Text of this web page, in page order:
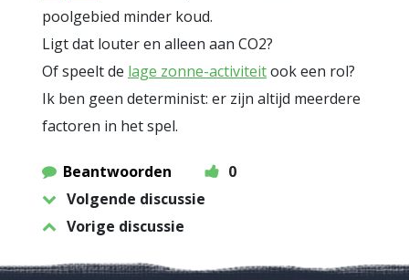
poolgebied minder koud.
Ligt dat louter en alleen aan CO2?
Of speelt de lage zonne-activiteitook een rol?
Ik ben geen determinist: er zijn altijd meerdere
factoren in het spel.
Beantwoorden
0
Volgende discussie
Vorige discussie